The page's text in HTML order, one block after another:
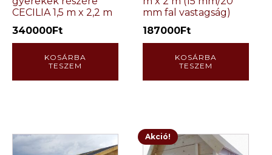
CECILIA 1,5 m x 2,2 m
340000Ft
KOSÁRBA
TESZEM
mm fal vastagság)
187000Ft
KOSÁRBA
TESZEM
Akció!